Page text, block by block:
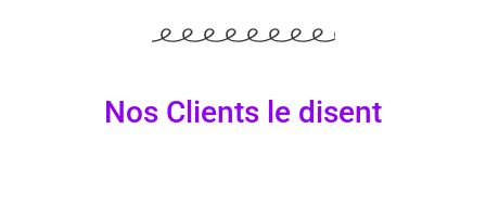
Nos Clients le disent